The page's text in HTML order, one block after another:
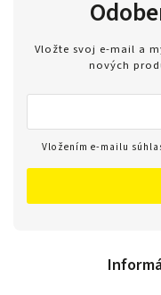
Vložte svoj e-mail a
nových
Vložením e-mailu